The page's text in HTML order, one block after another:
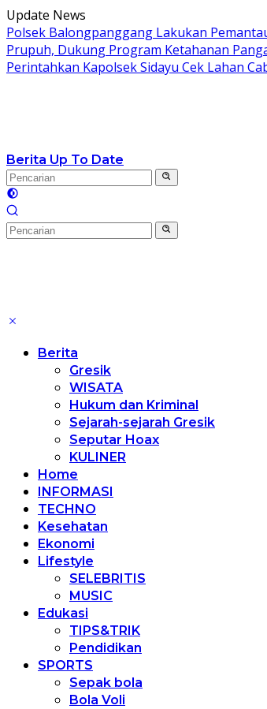
Langsung
ke
konten
Update News
Polsek Balongpanggang Lakukan
Prupuh, Dukung Program Ketahanan
Perintahkan Kapolsek Sidayu Cek Lahan
Berita Up To Date
Berita
Gresik
WISATA
Hukum dan Kriminal
Sejarah-sejarah Gresik
Seputar Hoax
KULINER
Home
INFORMASI
TECHNO
Kesehatan
Ekonomi
Lifestyle
SELEBRITIS
MUSIC
Edukasi
TIPS&TRIK
Pendidikan
SPORTS
Sepak bola
Bola Voli